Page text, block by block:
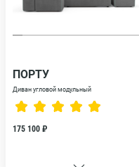
ПОРТУ
Диван угловой модульный
175 100 ₽